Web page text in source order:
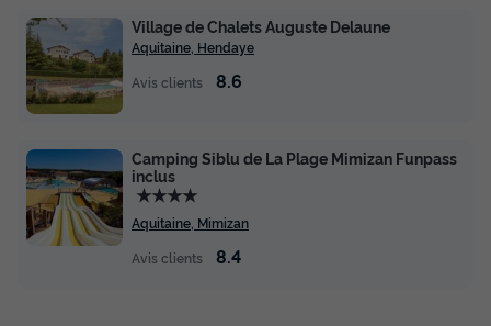
Annulation gratuite
Surface
32m²
Adultes
Salon de jardin
+ 1
MOBILHOME 6 personnes - Mobil Home Aqua 3ch 6pers
Village de Chalets Auguste Delaune
Aquitaine, Hendaye
Avis clients
8.6
Camping Siblu de La Plage Mimizan Funpass
inclus
★★★★
Aquitaine, Mimizan
Avis clients
8.4